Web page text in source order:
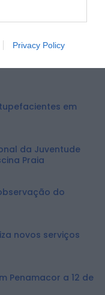
Privacy Policy
das Novas 7
em
da Juventude
Praia
do
novos serviços
Penamacor a 12 de